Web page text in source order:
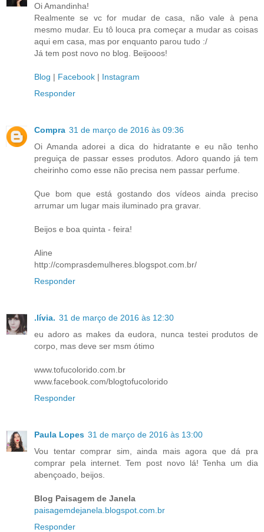
Oi Amandinha!
Realmente se vc for mudar de casa, não vale à pena
mesmo mudar. Eu tô louca pra começar a mudar as coisas
aqui em casa, mas por enquanto parou tudo :/
Já tem post novo no blog. Beijooos!
Blog | Facebook | Instagram
Responder
Compra 31 de março de 2016 às 09:36
Oi Amanda adorei a dica do hidratante e eu não tenho
preguiça de passar esses produtos. Adoro quando já tem
cheirinho como esse não precisa nem passar perfume.
Que bom que está gostando dos vídeos ainda preciso
arrumar um lugar mais iluminado pra gravar.
Beijos e boa quinta - feira!
Aline
http://comprasdemulheres.blogspot.com.br/
Responder
.lívia. 31 de março de 2016 às 12:30
eu adoro as makes da eudora, nunca testei produtos de
corpo, mas deve ser msm ótimo
www.tofucolorido.com.br
www.facebook.com/blogtofucolorido
Responder
Paula Lopes 31 de março de 2016 às 13:00
Vou tentar comprar sim, ainda mais agora que dá pra
comprar pela internet. Tem post novo lá! Tenha um dia
abençoado, beijos.
Blog Paisagem de Janela
paisagemdejanela.blogspot.com.br
Responder